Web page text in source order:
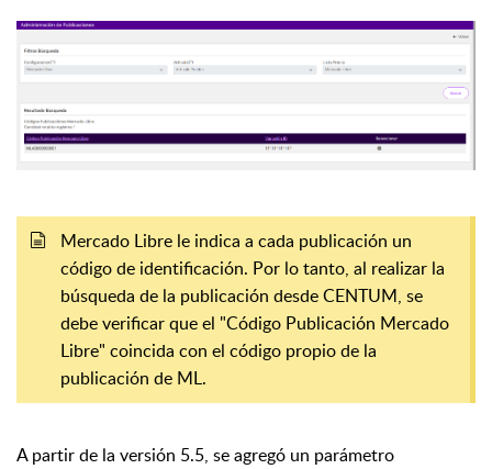
Mercado Libre le indica a cada publicación un
código de identificación. Por lo tanto, al realizar la
búsqueda de la publicación desde CENTUM, se
debe verificar que el "Código Publicación Mercado
Libre" coincida con el código propio de la
publicación de ML.
A partir de la versión 5.5, se agregó un parámetro